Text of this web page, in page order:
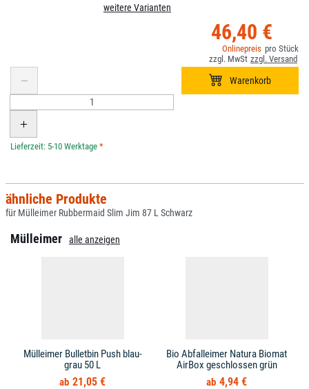
weitere Varianten
46,40 €
*
ähnliche Produkte
für Mülleimer Rubbermaid Slim Jim 87 L Schwarz
Mülleimer alle anzeigen
Mülleimer Bulletbin Push blau-
grau 50 L
21,05 €
Bio Abfalleimer Natura Biomat
AirBox geschlossen grün
4,94 €